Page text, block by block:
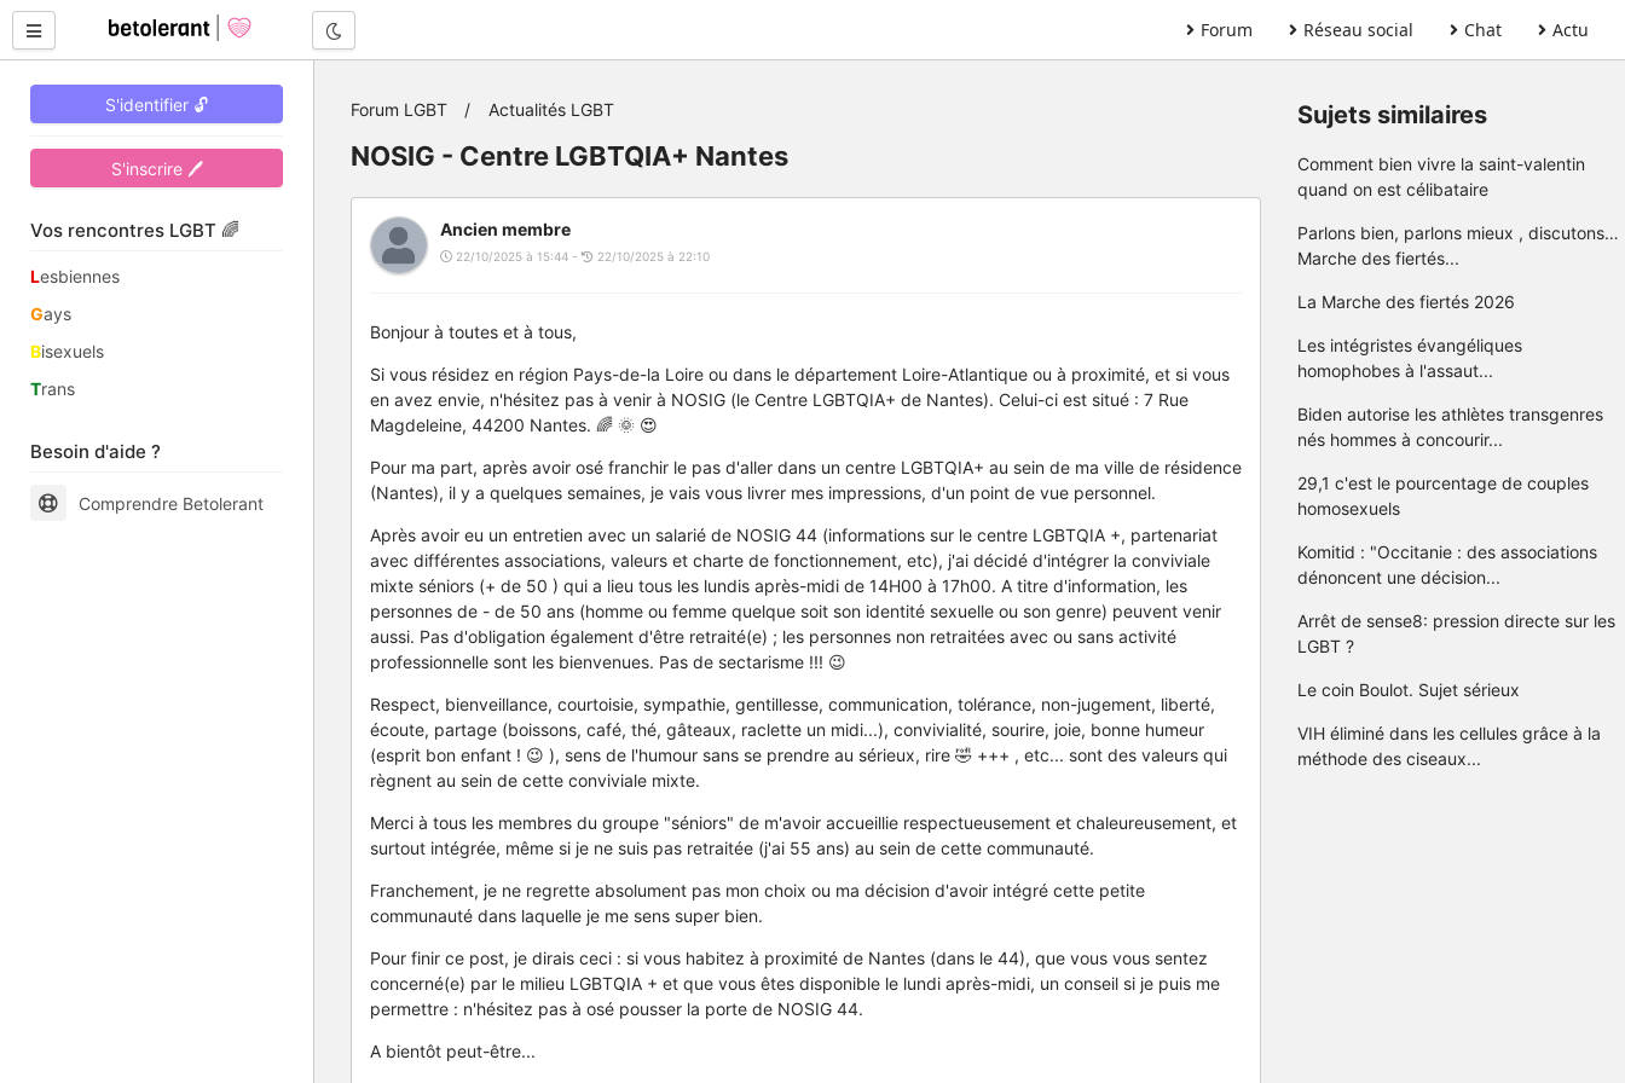
Forum Réseau social Chat Actu
S'identifier 🔓
S'inscrire 🖊
Vos rencontres LGBT 🌈
Lesbiennes
Gays
Bisexuels
Trans
Besoin d'aide ?
Comprendre Betolerant
Forum LGBT Actualités LGBT
NOSIG - Centre LGBTQIA+ Nantes
Ancien membre
22/10/2025 à 15:44 - 22/10/2025 à 22:10
Bonjour à toutes et à tous,
Si vous résidez en région Pays-de-la Loire ou dans le département Loire-Atlantique ou à proximité, et si vous
en avez envie, n'hésitez pas à venir à NOSIG (le Centre LGBTQIA+ de Nantes). Celui-ci est situé : 7 Rue
Magdeleine, 44200 Nantes. 🌈 🌞 😍
Pour ma part, après avoir osé franchir le pas d'aller dans un centre LGBTQIA+ au sein de ma ville de résidence
(Nantes), il y a quelques semaines, je vais vous livrer mes impressions, d'un point de vue personnel.
Après avoir eu un entretien avec un salarié de NOSIG 44 (informations sur le centre LGBTQIA +, partenariat
avec différentes associations, valeurs et charte de fonctionnement, etc), j'ai décidé d'intégrer la conviviale
mixte séniors (+ de 50 ) qui a lieu tous les lundis après-midi de 14H00 à 17h00. A titre d'information, les
personnes de - de 50 ans (homme ou femme quelque soit son identité sexuelle ou son genre) peuvent venir
aussi. Pas d'obligation également d'être retraité(e) ; les personnes non retraitées avec ou sans activité
professionnelle sont les bienvenues. Pas de sectarisme !!! 😉
Respect, bienveillance, courtoisie, sympathie, gentillesse, communication, tolérance, non-jugement, liberté,
écoute, partage (boissons, café, thé, gâteaux, raclette un midi...), convivialité, sourire, joie, bonne humeur
(esprit bon enfant ! 😉 ), sens de l'humour sans se prendre au sérieux, rire 🤣 +++ , etc... sont des valeurs qui
règnent au sein de cette conviviale mixte.
Merci à tous les membres du groupe "séniors" de m'avoir accueillie respectueusement et chaleureusement, et
surtout intégrée, même si je ne suis pas retraitée (j'ai 55 ans) au sein de cette communauté.
Franchement, je ne regrette absolument pas mon choix ou ma décision d'avoir intégré cette petite
communauté dans laquelle je me sens super bien.
Pour finir ce post, je dirais ceci : si vous habitez à proximité de Nantes (dans le 44), que vous vous sentez
concerné(e) par le milieu LGBTQIA + et que vous êtes disponible le lundi après-midi, un conseil si je puis me
permettre : n'hésitez pas à osé pousser la porte de NOSIG 44.
A bientôt peut-être...
Sujets similaires
Comment bien vivre la saint-valentin
quand on est célibataire
Parlons bien, parlons mieux , discutons…
Marche des fiertés...
La Marche des fiertés 2026
Les intégristes évangéliques
homophobes à l'assaut...
Biden autorise les athlètes transgenres
nés hommes à concourir...
29,1 c'est le pourcentage de couples
homosexuels
Komitid : "Occitanie : des associations
dénoncent une décision...
Arrêt de sense8: pression directe sur les
LGBT ?
Le coin Boulot. Sujet sérieux
VIH éliminé dans les cellules grâce à la
méthode des ciseaux...